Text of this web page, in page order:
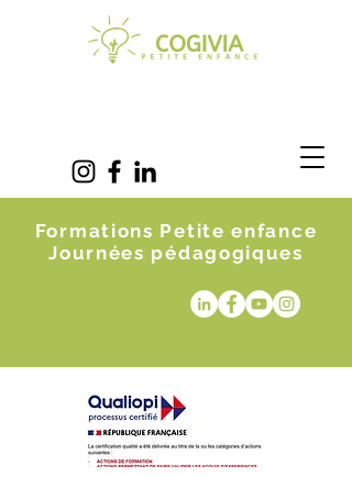
Formations Petite enfance
Journées pédagogiques